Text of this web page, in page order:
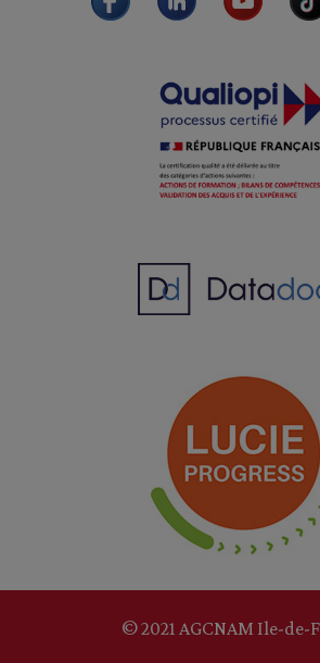
© 2021 AGCNAM Ile-de-